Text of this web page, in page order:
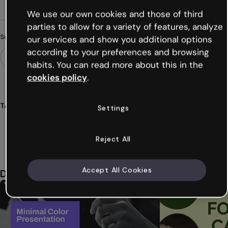
Suchst du etwas anderes?
Tags
Das könnte dir auch gefallen
We use our own cookies and those of third
parties to allow for a variety of features, analyze
our services and show you additional options
according to your preferences and browsing
habits. You can read more about this in the
cookies policy.
Settings
Reject All
Accept All Cookies